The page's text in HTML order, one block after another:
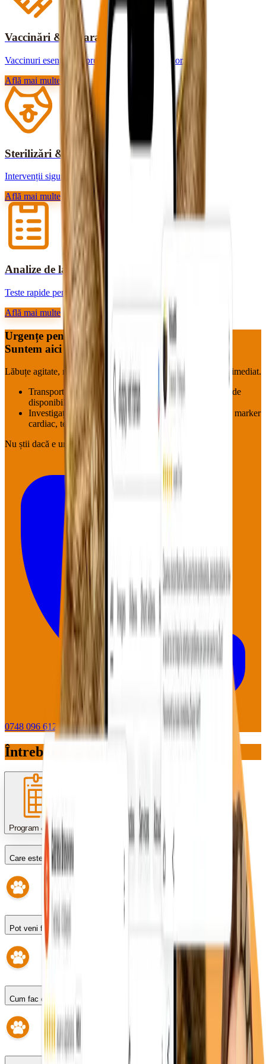
Vaccinări & deparazitări
Vaccinuri esențiale și protecție contra paraziților.
Află mai multe
Sterilizări & chirurgie
Intervenții sigure, cu recuperare rapidă.
Află mai multe
Analize de laborator
Teste rapide pentru diagnostic corect.
Află mai multe
Urgențe pentru blănoși?
Suntem aici — acum.
Lăbuțe agitate, mustăți speriate, aripioare neliniștite : pornim imediat.
Transport la cabinet (Roman & împrejurimi, în funcție de
disponibilitate)
Investigații pe loc: hemoleucogramă, biochimie, EKG, marker
cardiac, tensiune
Nu știi dacă e urgență?
Sună oricum.
0748 096 612 WhatsApp
Întrebări pe care le primim des
Program & programări
Care este programul?
Pot veni fără programare?
Cum fac o programare?